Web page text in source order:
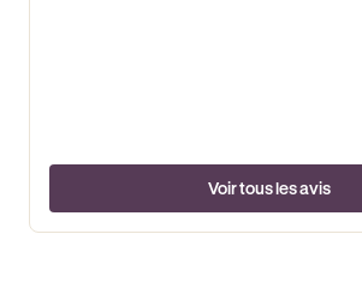
Voir tous les avis